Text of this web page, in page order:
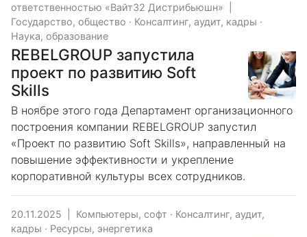
ответственностью «Вайт32 Дистрибьюшн»
Государство, общество · Консалтинг, аудит, кадры ·
Наука, образование
REВELGROUP запустила
проект по развитию Soft
Skills
В ноябре этого года Департамент организационного
построения компании REBELGROUP запустил
«Проект по развитию Soft Skills», направленный на
повышение эффективности и укрепление
корпоративной культуры всех сотрудников.
20.11.2025 Компьютеры, софт · Консалтинг, аудит,
кадры · Ресурсы, энергетика